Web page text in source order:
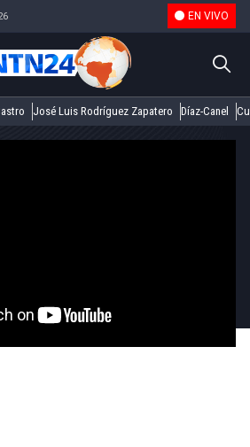
EN VIVO
José Luis Rodríguez Zapatero Díaz-Canel